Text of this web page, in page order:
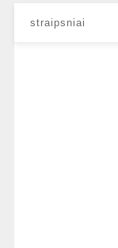
straipsniai